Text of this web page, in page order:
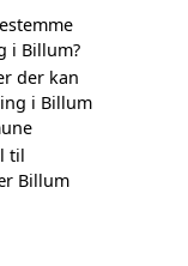
i Billum?
der kan
i Billum
til
Billum